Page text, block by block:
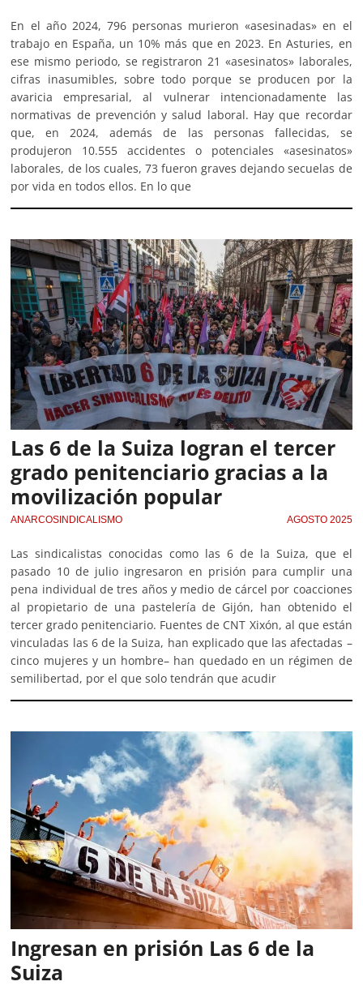
En el año 2024, 796 personas murieron «asesinadas» en el
trabajo en España, un 10% más que en 2023. En Asturies, en
ese mismo periodo, se registraron 21 «asesinatos» laborales,
cifras inasumibles, sobre todo porque se producen por la
avaricia empresarial, al vulnerar intencionadamente las
normativas de prevención y salud laboral. Hay que recordar
que, en 2024, además de las personas fallecidas, se
produjeron 10.555 accidentes o potenciales «asesinatos»
laborales, de los cuales, 73 fueron graves dejando secuelas de
por vida en todos ellos. En lo que
Las 6 de la Suiza logran el tercer
grado penitenciario gracias a la
movilización popular
ANARCOSINDICALISMO AGOSTO 2025
Las sindicalistas conocidas como las 6 de la Suiza, que el
pasado 10 de julio ingresaron en prisión para cumplir una
pena individual de tres años y medio de cárcel por coacciones
al propietario de una pastelería de Gijón, han obtenido el
tercer grado penitenciario. Fuentes de CNT Xixón, al que están
vinculadas las 6 de la Suiza, han explicado que las afectadas –
cinco mujeres y un hombre– han quedado en un régimen de
semilibertad, por el que solo tendrán que acudir
Ingresan en prisión Las 6 de la
Suiza